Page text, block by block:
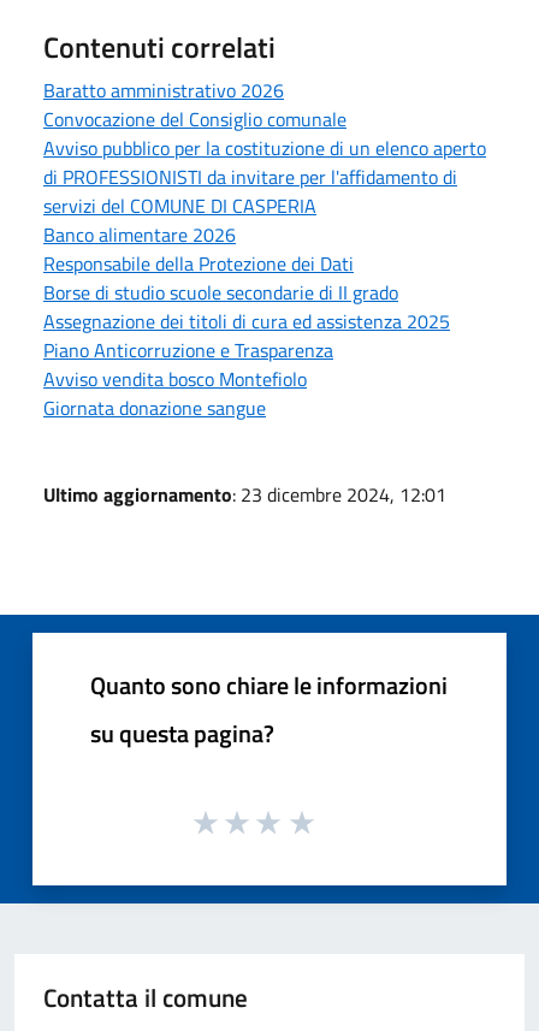
Contenuti correlati
Baratto amministrativo 2026
Convocazione del Consiglio comunale
Avviso pubblico per la costituzione di un elenco aperto
di PROFESSIONISTI da invitare per l'affidamento di
servizi del COMUNE DI CASPERIA
Banco alimentare 2026
Responsabile della Protezione dei Dati
Borse di studio scuole secondarie di II grado
Assegnazione dei titoli di cura ed assistenza 2025
Piano Anticorruzione e Trasparenza
Avviso vendita bosco Montefiolo
Giornata donazione sangue
Ultimo aggiornamento: 23 dicembre 2024, 12:01
Quanto sono chiare le informazioni
su questa pagina?
Contatta il comune